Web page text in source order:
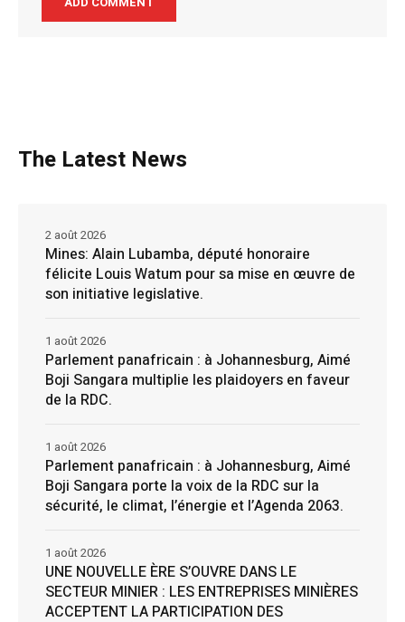
The Latest News
Mines: Alain Lubamba, député honoraire
félicite Louis Watum pour sa mise en œuvre de
son initiative legislative.
2 août 2026
Parlement panafricain : à Johannesburg, Aimé
Boji Sangara multiplie les plaidoyers en faveur
de la RDC.
1 août 2026
Parlement panafricain : à Johannesburg, Aimé
Boji Sangara porte la voix de la RDC sur la
sécurité, le climat, l’énergie et l’Agenda 2063.
1 août 2026
UNE NOUVELLE ÈRE S’OUVRE DANS LE
SECTEUR MINIER : LES ENTREPRISES MINIÈRES
ACCEPTENT LA PARTICIPATION DES
1 août 2026